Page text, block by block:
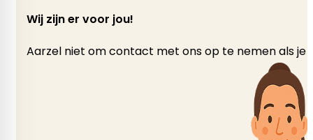
Wij zijn er voor jou!
Aarzel niet om contact met ons op te nemen als